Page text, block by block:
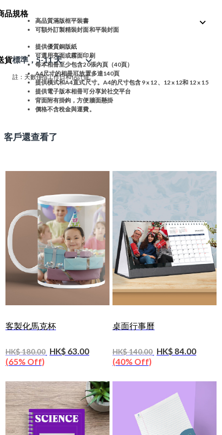
品規格
expand_more
高品質滿版框平裝書
可額外訂製精裝封面和平裝封面
提供優質銅版紙
可選用亮面或霧面印刷
每本相冊至少包含20張內頁（40頁）
A4尺寸的相冊可放置多達140頁
提供橫式和A4直式尺寸。A4的尺寸包含 9 x 12、12 x 12和 12 x 15
提供電子版本相冊可分享於社交平台
背面附有掛鉤，方便牆面懸掛
價格不含稅金與運費。
貨標準，5-11 天 expand_more
註：天數僅指工作日和估計值。
客戶還查看了
客製化馬克杯
HK$ 180.00 HK$ 63.00
(65% Off)
桌面行事曆
HK$ 140.00 HK$ 84.00
(40% Off)